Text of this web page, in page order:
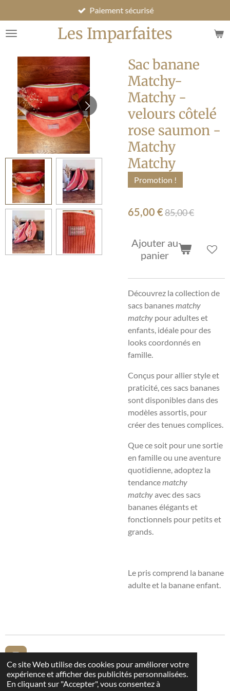
Ce site Web utilise des cookies pour améliorer votre
expérience et afficher des publicités personnalisées.
En cliquant sur "Accepter", vous consentez à
au
contenu
Les Imparfaites
Paiement sécurisé
Sac banane
Matchy-
Matchy -
velours côtelé
rose saumon -
Matchy
Matchy
Promotion !
65,00 €85,00 €
Ajouter au
panier
Découvrez la collection de
sacs bananesmatchy
matchy pour adultes et
enfants, idéale pour des
looks coordonnés en
famille.
Conçus pour allier style et
praticité, ces sacs bananes
sont disponibles dans des
modèles assortis, pour
créer des tenues complices.
Que ce soit pour une sortie
en famille ou une aventure
quotidienne, adoptez la
tendancematchy
matchyavec des sacs
bananes élégants et
fonctionnels pour petits et
grands.
Le pris comprend la banane
adulte et la banane enfant.
n
s
Mentions légales